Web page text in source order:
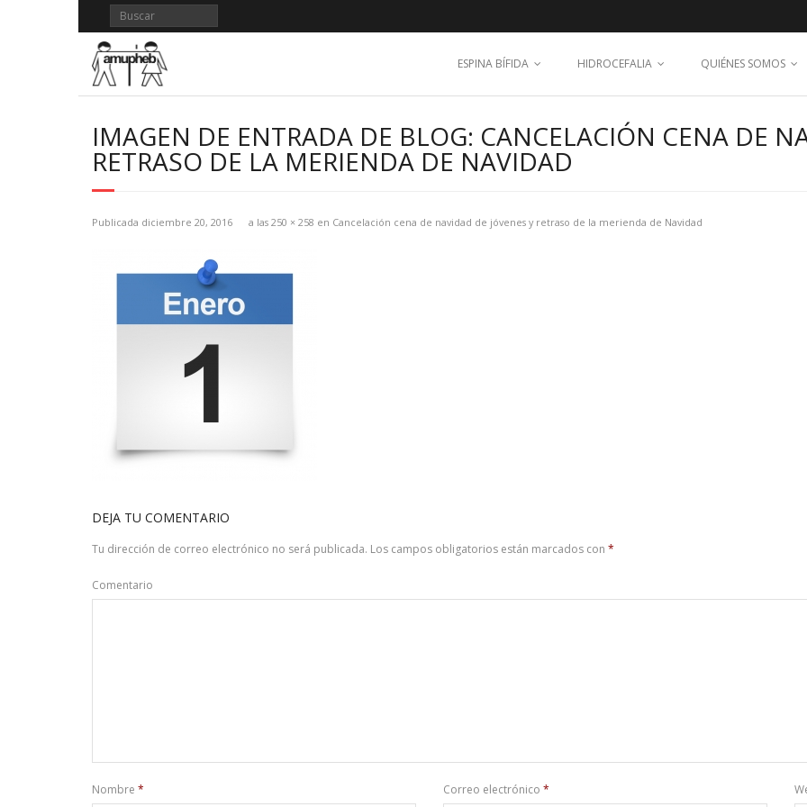
contenido
ESPINA BÍFIDA
HIDROCEFALIA QUIÉNES SOMOS
IMAGEN DE ENTRADA DE BLOG: CANCELACIÓN CENA DE
RETRASO DE LA MERIENDA DE NAVIDAD
Publicada diciembre 20, 2016 a las 250 × 258 en Cancelación cena de navidad de jóvenes y retraso de la merienda de Navidad
DEJA TU COMENTARIO
Tu dirección de correo electrónico no será publicada. Los campos obligatorios están marcados con *
Comentario
Nombre * Correo electrónico *